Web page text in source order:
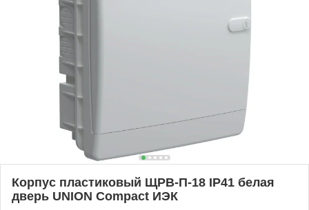
Корпус пластиковый ЩРВ-П-18 IP41 белая
дверь UNION Compact ИЭК